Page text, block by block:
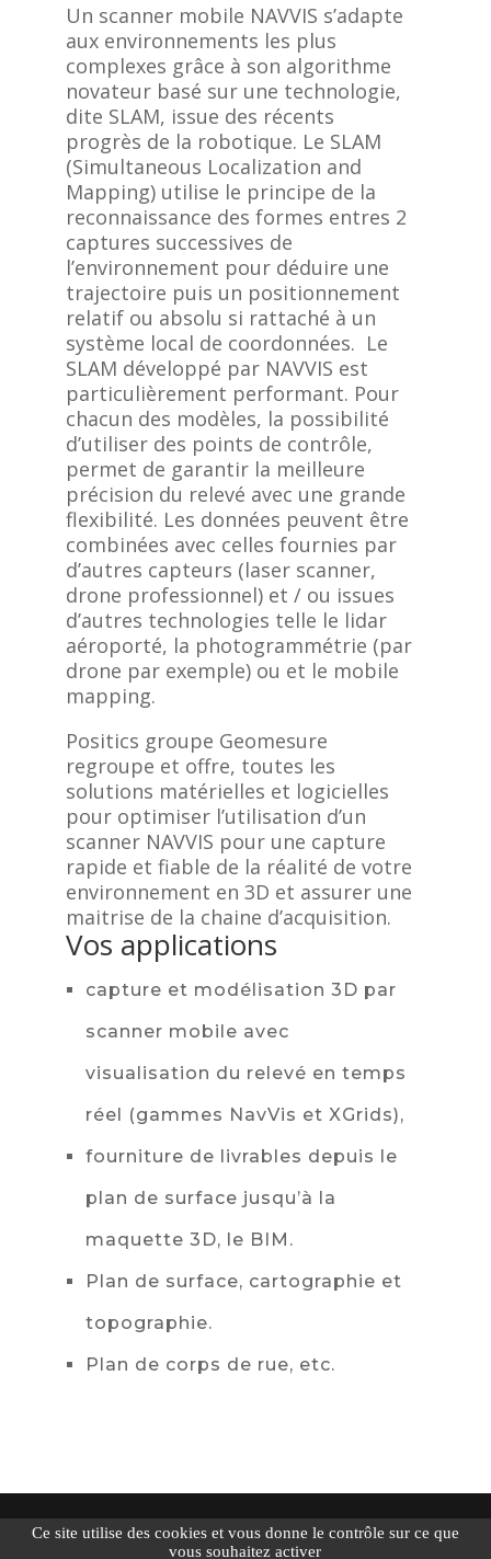
Ce site utilise des cookies et vous donne le contrôle sur ce que
vous souhaitez activer
Un scanner mobile NAVVIS s’adapte
aux environnements les plus
complexes grâce à son algorithme
novateur basé sur une technologie,
dite SLAM, issue des récents
progrès de la robotique. Le SLAM
(Simultaneous Localization and
Mapping) utilise le principe de la
reconnaissance des formes entres 2
captures successives de
l’environnement pour déduire une
trajectoire puis un positionnement
relatif ou absolu si rattaché à un
système local de coordonnées. Le
SLAM développé par NAVVIS est
particulièrement performant. Pour
chacun des modèles, la possibilité
d’utiliser des points de contrôle,
permet de garantir la meilleure
précision du relevé avec une grande
flexibilité. Les données peuvent être
combinées avec celles fournies par
d’autres capteurs (laser scanner,
drone professionnel) et / ou issues
d’autres technologies telle le lidar
aéroporté, la photogrammétrie (par
drone par exemple) ou et le mobile
mapping.
Positics groupe Geomesure
regroupe et offre, toutes les
solutions matérielles et logicielles
pour optimiser l’utilisation d’un
scanner NAVVIS pour une capture
rapide et fiable de la réalité de votre
environnement en 3D et assurer une
maitrise de la chaine d’acquisition.
Vos applications
capture et modélisation 3D par
scanner mobile avec
visualisation du relevé en temps
réel (gammes NavVis et XGrids),
fourniture de livrables depuis le
plan de surface jusqu’à la
maquette 3D, le BIM.
Plan de surface, cartographie et
topographie.
Plan de corps de rue, etc.
Création KissKissComCom |Mentions légales |
Politique de confidentialité|Exercez vos droits